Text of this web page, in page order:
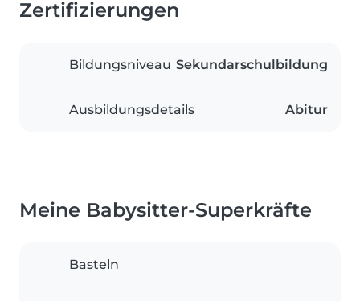
Zertifizierungen
Bildungsniveau Sekundarschulbildung
Ausbildungsdetails Abitur
Meine Babysitter-Superkräfte
Basteln